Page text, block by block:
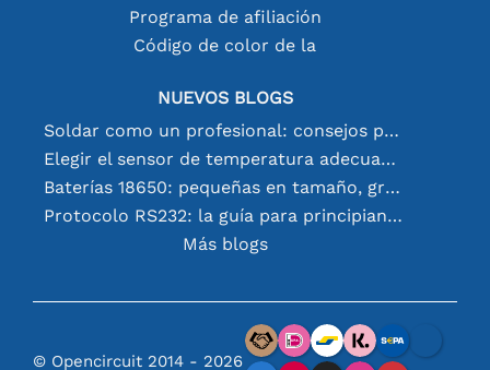
Programa de afiliación
Código de color de la
NUEVOS BLOGS
Soldar como un profesional: consejos para conexiones electrónicas perfectas
Elegir el sensor de temperatura adecuado [youtube]
Baterías 18650: pequeñas en tamaño, grandes en rendimiento
Protocolo RS232: la guía para principiantes
Más blogs
© Opencircuit 2014 - 2026